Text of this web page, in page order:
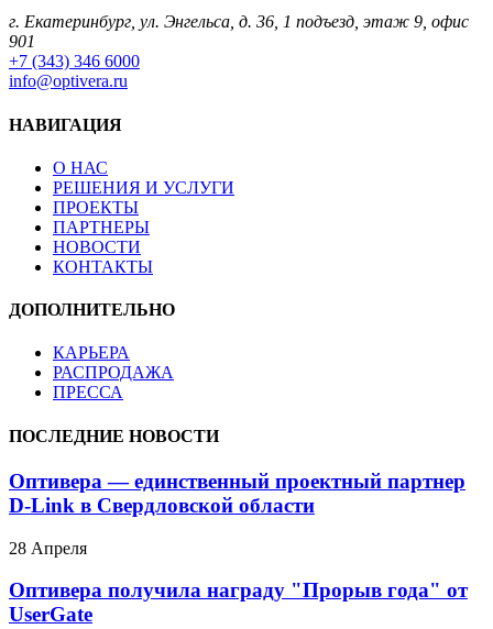
г. Екатеринбург, ул. Энгельса, д. 36, 1 подъезд, этаж 9, офис
901
+7 (343) 346 6000
info@optivera.ru
НАВИГАЦИЯ
О НАС
РЕШЕНИЯ И УСЛУГИ
ПРОЕКТЫ
ПАРТНЕРЫ
НОВОСТИ
КОНТАКТЫ
ДОПОЛНИТЕЛЬНО
КАРЬЕРА
РАСПРОДАЖА
ПРЕССА
ПОСЛЕДНИЕ НОВОСТИ
Оптивера — единственный проектный партнер
D-Link в Свердловской области
28 Апреля
Оптивера получила награду "Прорыв года" от
UserGate